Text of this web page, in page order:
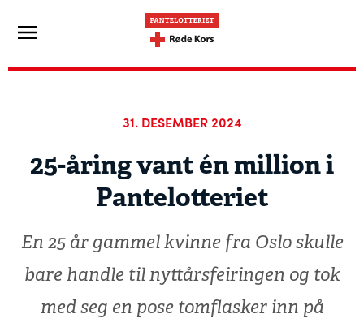
31. DESEMBER 2024
25-åring vant én million i
Pantelotteriet
En 25 år gammel kvinne fra Oslo skulle
bare handle til nyttårsfeiringen og tok
med seg en pose tomflasker inn på